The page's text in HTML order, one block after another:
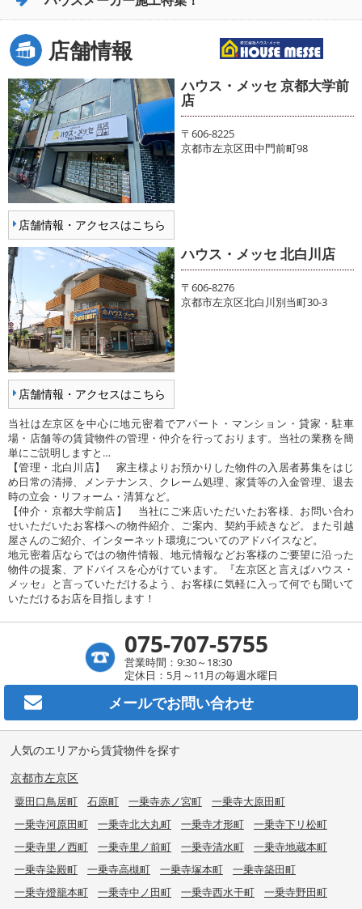
店舗情報
店舗情報・アクセスはこちら
ハウス・メッセ 京都大学前
店
〒606-8225
京都市左京区田中門前町98
店舗情報・アクセスはこちら
ハウス・メッセ 北白川店
〒606-8276
京都市左京区北白川別当町30-3
当社は左京区を中心に地元密着でアパート・マンション・貸家・駐車
場・店舗等の賃貸物件の管理・仲介を行っております。当社の業務を簡
単にご説明しますと…
【管理・北白川店】 家主様よりお預かりした物件の入居者募集をはじ
め日常の清掃、メンテナンス、クレーム処理、家賃等の入金管理、退去
時の立会・リフォーム・清算など。
【仲介・京都大学前店】 当社にご来店いただいたお客様、お問い合わ
せいただいたお客様への物件紹介、ご案内、契約手続きなど。また引越
屋さんのご紹介、インターネット環境についてのアドバイスなど。
地元密着店ならではの物件情報、地元情報などお客様のご要望に沿った
物件の提案、アドバイスを心がけています。『左京区と言えばハウス・
メッセ』と言っていただけるよう、お客様に気軽に入って何でも聞いて
いただけるお店を目指します！
075-707-5755
営業時間：9:30～18:30
定休日：5月～11月の毎週水曜日
メールでお問い合わせ
人気のエリアから賃貸物件を探す
京都市左京区
粟田口鳥居町 石原町 一乗寺赤ノ宮町
一乗寺大原田町
一乗寺河原田町
一乗寺北大丸町 一乗寺才形町
一乗寺下リ松町
一乗寺里ノ西町
一乗寺里ノ前町 一乗寺清水町
一乗寺地蔵本町
一乗寺染殿町
一乗寺高槻町 一乗寺塚本町
一乗寺築田町
一乗寺燈籠本町
一乗寺中ノ田町 一乗寺西水干町
一乗寺野田町